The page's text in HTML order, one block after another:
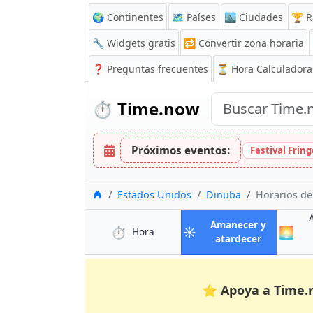
🌍 Continentes 🗺️ Países 🏙️ Ciudades 🏆
🔧 Widgets gratis
🔁 Convertir zona horaria
❓ Preguntas frecuentes ⏳ Hora Calculadora
⏱️ Time.now
Próximos eventos: Festival
InicioEstados Unidos Dinuba Horarios
⏱️ Hora en Dinuba
☀️
Amanecer y
atardeceren Dinuba
🌅
⭐ Apoya a